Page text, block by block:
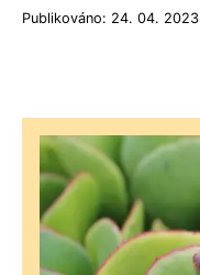
Publikováno: 24. 04. 2023